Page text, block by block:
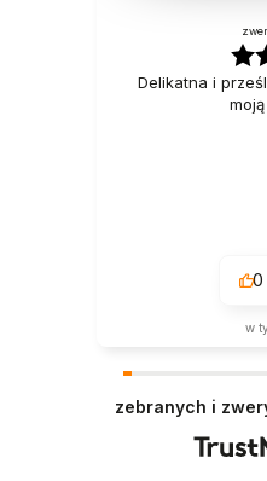
Delikatna i
0
w
zebranych i